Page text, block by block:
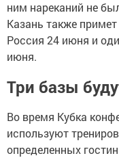
ним нареканий не
Казань также
Россия 24 июня и
июня.
Три базы
Во время Кубка
используют
определенных